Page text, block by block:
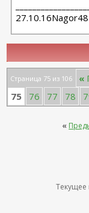
Страница 75 из 106 «
75
76 77 78
«
Текущее